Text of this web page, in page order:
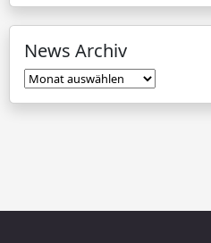
News Archiv
News
Archiv